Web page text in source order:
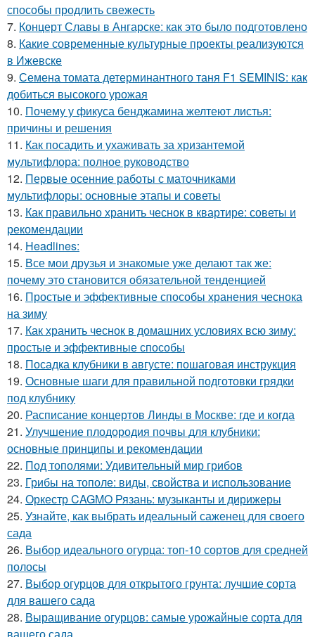
способы продлить свежесть
7. Концерт Славы в Ангарске: как это было подготовлено
8. Какие современные культурные проекты реализуются
в Ижевске
9. Семена томата детерминантного таня F1 SEMINIS: как
добиться высокого урожая
10. Почему у фикуса бенджамина желтеют листья:
причины и решения
11. Как посадить и ухаживать за хризантемой
мультифлора: полное руководство
12. Первые осенние работы с маточниками
мультифлоры: основные этапы и советы
13. Как правильно хранить чеснок в квартире: советы и
рекомендации
14. Headlines:
15. Все мои друзья и знакомые уже делают так же:
почему это становится обязательной тенденцией
16. Простые и эффективные способы хранения чеснока
на зиму
17. Как хранить чеснок в домашних условиях всю зиму:
простые и эффективные способы
18. Посадка клубники в августе: пошаговая инструкция
19. Основные шаги для правильной подготовки грядки
под клубнику
20. Расписание концертов Линды в Москве: где и когда
21. Улучшение плодородия почвы для клубники:
основные принципы и рекомендации
22. Под тополями: Удивительный мир грибов
23. Грибы на тополе: виды, свойства и использование
24. Оркестр CAGMO Рязань: музыканты и дирижеры
25. Узнайте, как выбрать идеальный саженец для своего
сада
26. Выбор идеального огурца: топ-10 сортов для средней
полосы
27. Выбор огурцов для открытого грунта: лучшие сорта
для вашего сада
28. Выращивание огурцов: самые урожайные сорта для
вашего сада